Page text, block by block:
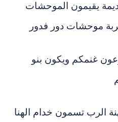
يقيمون الموحشات
موحشات دور فدور
غنمكم ويكون بنو
الرب تسمون خدام الهنا